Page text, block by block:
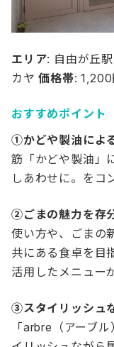
エリア: 自由が丘
カヤ価格帯:
おすすめポイント
①かどや製油によ
筋「かどや製油」
しあわせに。をコ
②ごまの魅力を存
使い方や、ごまの
共にある食卓を目
活用したメニュー
③スタイリッシュ
「arbre（アーブ